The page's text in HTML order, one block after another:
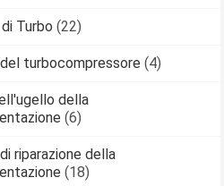
Turbo (22)
turbocompressore (4)
della
(6)
riparazione della
(18)